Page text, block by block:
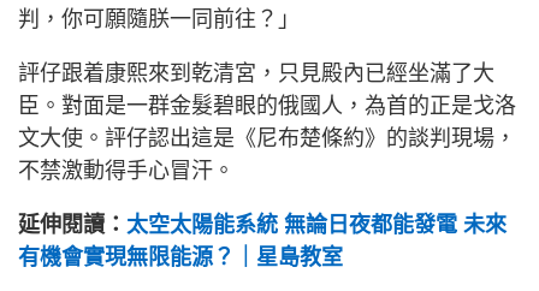
判，你可願隨朕一同前往？」
評仔跟着康熙來到乾清宮，只見殿內已經坐滿了大
臣。對面是一群金髮碧眼的俄國人，為首的正是戈洛
文大使。評仔認出這是《尼布楚條約》的談判現場，
不禁激動得手心冒汗。
延伸閱讀： 太空太陽能系統 無論日夜都能發電 未來
有機會實現無限能源？｜星島教室